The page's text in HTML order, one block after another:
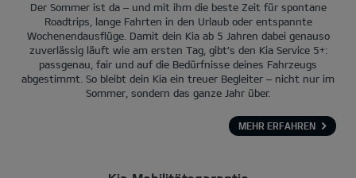
Der Sommer ist da – und mit ihm die beste Zeit für spontane
Roadtrips, lange Fahrten in den Urlaub oder entspannte
Wochenendausflüge. Damit dein Kia ab 5 Jahren dabei genauso
zuverlässig läuft wie am ersten Tag, gibt’s den Kia Service 5+:
passgenau, fair und auf die Bedürfnisse deines Fahrzeugs
abgestimmt. So bleibt dein Kia ein treuer Begleiter – nicht nur im
Sommer, sondern das ganze Jahr über.
MEHR ERFAHREN